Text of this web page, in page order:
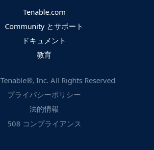
Tenable.com
Community とサポート
ドキュメント
教育
Tenable®, Inc. All Rights Reserved
プライバシーポリシー
法的情報
508 コンプライアンス